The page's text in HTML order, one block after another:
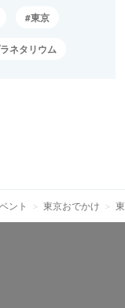
東京
ネタリウム
ント 東京おでかけ